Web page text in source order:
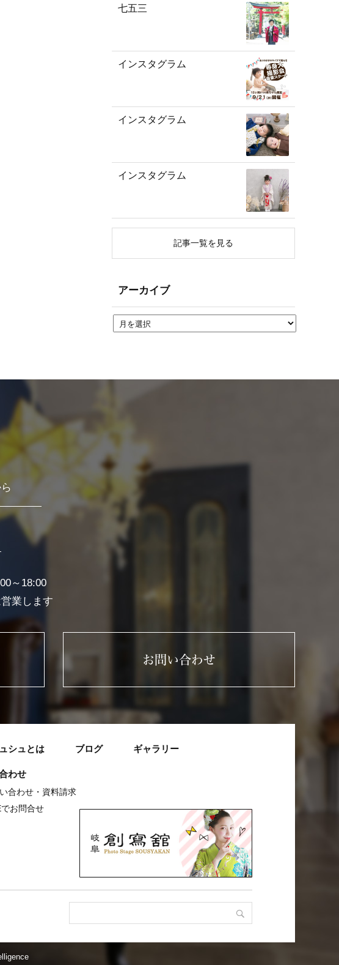
七五三
インスタグラム
インスタグラム
インスタグラム
記事一覧を見る
アーカイブ
～18:00
業します
お問い合わせ
シュとは ブログ ギャラリー
わせ
合わせ・資料請求
お問合せ